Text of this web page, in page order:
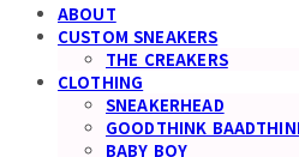
ABOUT
CUSTOM SNEAKERS
THE CREAKERS
CLOTHING
SNEAKERHEAD
GOODTHINK
BABY BOY